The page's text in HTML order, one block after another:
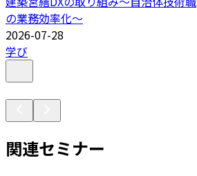
の業務効率化～
2026-07-28
学び
関連セミナー